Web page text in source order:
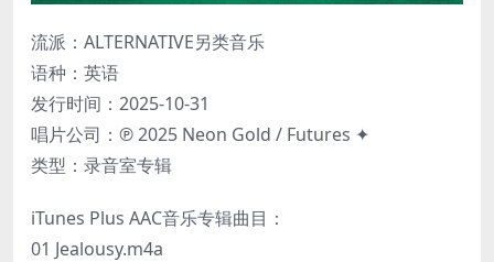
流派：ALTERNATIVE另类音乐
语种：英语
发行时间：2025-10-31
唱片公司：℗ 2025 Neon Gold / Futures ✦
类型：录音室专辑
iTunes Plus AAC音乐专辑曲目：
01 Jealousy.m4a